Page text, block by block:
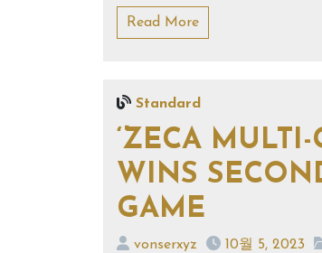
Read More
Standard
‘ZECA
WINS
GAME
vonserxyz 10월 5, 2023